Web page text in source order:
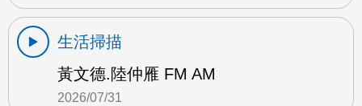
生活掃描
黃文德.陸仲雁 FM AM
2026/07/31